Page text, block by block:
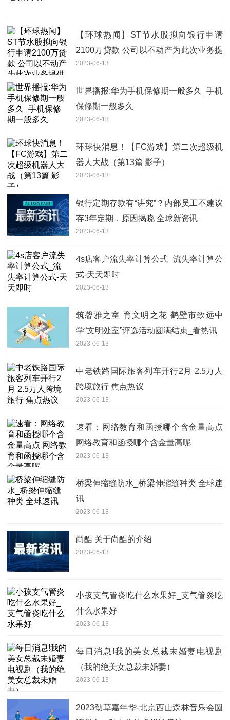
【环球热闻】ST节水股拟向银行申请
2100万贷款 公司以不动产为此次业务提
供抵押担保
2023-06-13
世界播报:华为手机保修期一般多久_手机
保修期一般多久
2023-06-13
环球快消息！【FC游戏】第二次超级机
器人大战（第13篇 影子）
2023-06-13
银行定期存款有“讲究”？内部员工不建议
存3年定期，原因揭晓 全球新资讯
2023-06-13
4s店客户流失率计算公式_流失率计算公
式-天天即时
2023-06-13
筑馨雅之室 育文明之花 鹤壁市致远中
学“文明处室”评选活动圆满结束_看热讯
2023-06-13
中老铁路国际旅客列车开行2月 2.5万人
跨境旅行 焦点热议
2023-06-13
速看：网络教育和函授哪个含金量高点
网络教育和函授哪个含金量高呢
2023-06-13
桥梁伸缩缝防水_桥梁伸缩缝种类 全球速
讯
2023-06-13
尚酷 关于尚酷的介绍
2023-06-13
小孩支气管炎吃什么水果好_支气管炎吃
什么水果好
2023-06-13
每日消息!我的美女总裁未婚妻电视剧
（我的绝美女总裁未婚妻）
2023-06-13
2023劲草嘉年华-北京西山森林音乐会圆